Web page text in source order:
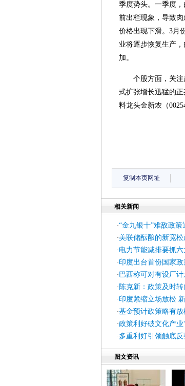
季度势头。一季度
前出栏现象，导致
价格出现下滑。3月
业将逐步恢复生产
加。
个股方面，关
式扩张增长迅猛的
料龙头金新农（
复制本页网址
相关新闻
·“金九银十”难敌政策
·美联储酝酿的新宽
·电力节能减排要抓六
·印度出台首份国家
· 巴西称可对有设厂
· 陈克新：政策及时
·印度紧缩立场放松
·基金预计政策略有
·政策利好破文化产业
·多重利好引领触底
图文资讯